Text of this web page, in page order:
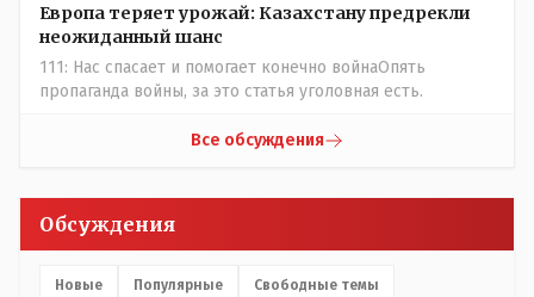
Европа теряет урожай: Казахстану предрекли
неожиданный шанс
111: Нас спасает и помогает конечно войнаОпять
пропаганда войны, за это статья уголовная есть.
Все обсуждения
Обсуждения
Новые Популярные Свободные темы